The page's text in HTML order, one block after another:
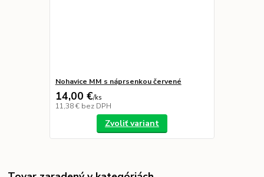
Nohavice MM s náprsenkou červené
14,00 €/ks
11,38 € bez DPH
Zvoliť variant